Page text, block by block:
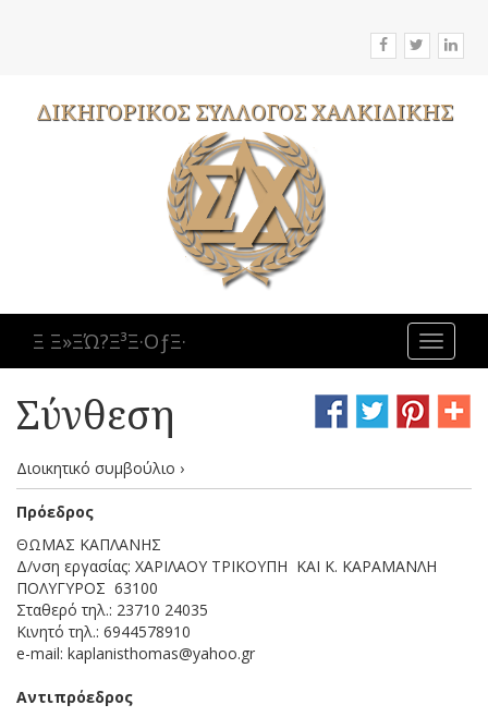
ΔΙΚΗΓΟΡΙΚΟΣ ΣΥΛΛΟΓΟΣΧΑΛΚΙΔΙΚΗΣ
Toggle
Ξ Ξ»ΞΏ?Ξ³Ξ·ΟƒΞ·
Σύνθεση
Διοικητικό συμβούλιο ›
Πρόεδρος
ΘΩΜΑΣ ΚΑΠΛΑΝΗΣ
Δ/νση εργασίας: XAΡΙΛΑΟΥ ΤΡΙΚΟΥΠΗ ΚΑΙ Κ. ΚΑΡΑΜΑΝΛΗ
ΠΟΛΥΓΥΡΟΣ 63100
Σταθερό τηλ.: 23710 24035
Κινητό τηλ.: 6944578910
e-mail: kaplanisthomas@yahoo.gr
Αντιπρόεδρος